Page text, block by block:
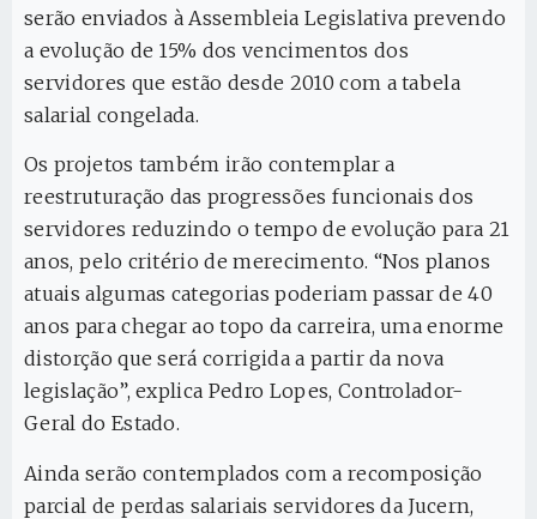
serão enviados à Assembleia Legislativa prevendo
a evolução de 15% dos vencimentos dos
servidores que estão desde 2010 com a tabela
salarial congelada.
Os projetos também irão contemplar a
reestruturação das progressões funcionais dos
servidores reduzindo o tempo de evolução para 21
anos, pelo critério de merecimento. “Nos planos
atuais algumas categorias poderiam passar de 40
anos para chegar ao topo da carreira, uma enorme
distorção que será corrigida a partir da nova
legislação”, explica Pedro Lopes, Controlador-
Geral do Estado.
Ainda serão contemplados com a recomposição
parcial de perdas salariais servidores da Jucern,